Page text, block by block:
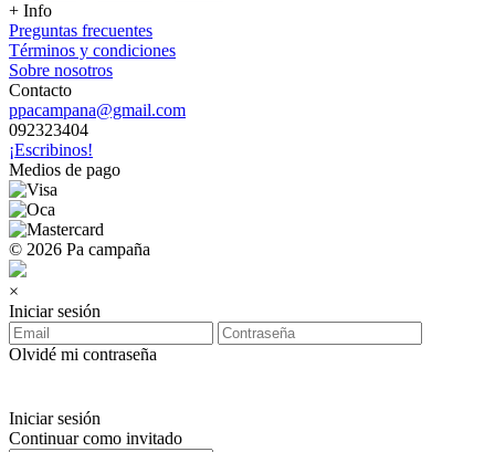
+ Info
Preguntas frecuentes
Términos y condiciones
Sobre nosotros
Contacto
ppacampana@gmail.com
092323404
¡Escribinos!
Medios de pago
© 2026 Pa campaña
×
Iniciar sesión
Olvidé mi contraseña
Iniciar sesión
Continuar como invitado